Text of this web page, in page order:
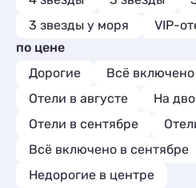
Апартаменты 14
Мини-отели
3 звезды у моря
VIP-
по цене
Дорогие
Всё включено
Отели в августе
На
Отели в сентябре
Всё включено в сентябре
Недорогие в центре